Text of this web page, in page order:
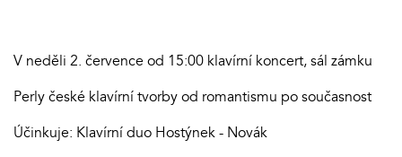
V neděli 2. července od 15:00 klavírní koncert, sál zámku
Perly české klavírní tvorby od romantismu po současnost
Účinkuje: Klavírní duo Hostýnek - Novák